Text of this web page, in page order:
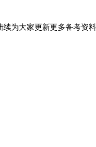
为大家更新更多备考资